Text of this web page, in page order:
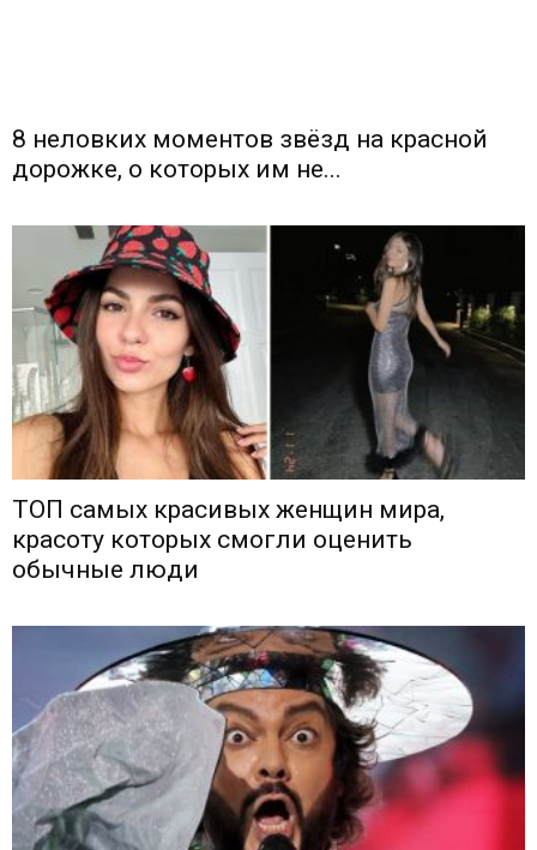
8 неловких моментов звёзд на красной
дорожке, о которых им не...
ТОП самых красивых женщин мира,
красоту которых смогли оценить
обычные люди